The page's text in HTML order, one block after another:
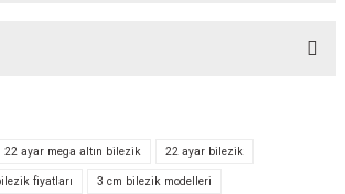
Bu ürüne ilk yorumu siz yapın!
22 ayar mega altın bilezik 22 ayar bilezik
fiyatları 3 cm bilezik modelleri